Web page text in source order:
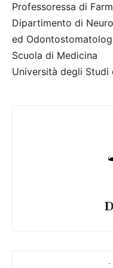
Professoressa di
Dipartimento di
ed
Scuola di Medicina
Università degli Studi
-